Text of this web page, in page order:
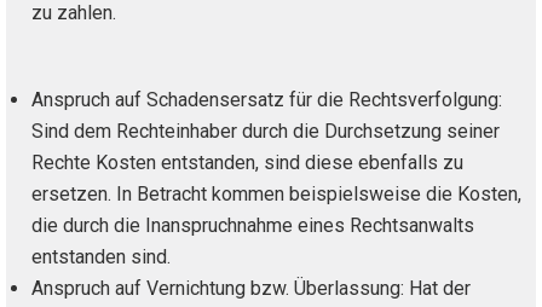
zu zahlen.
Anspruch auf Schadensersatz für die Rechtsverfolgung:
Sind dem Rechteinhaber durch die Durchsetzung seiner
Rechte Kosten entstanden, sind diese ebenfalls zu
ersetzen. In Betracht kommen beispielsweise die Kosten,
die durch die Inanspruchnahme eines Rechtsanwalts
entstanden sind.
Anspruch auf Vernichtung bzw. Überlassung: Hat der